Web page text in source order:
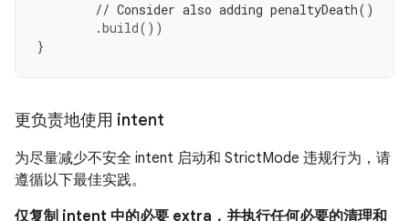
// Consider also adding penaltyDeath()
.build())
}
更负责地使用 intent
为尽量减少不安全 intent 启动和 StrictMode 违规行为，请
遵循以下最佳实践。
仅复制 intent 中的必要 extra，并执行任何必要的清理和